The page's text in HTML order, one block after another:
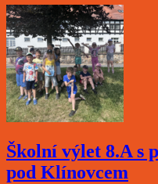
Školní výlet 8.A s
pod Klínovcem